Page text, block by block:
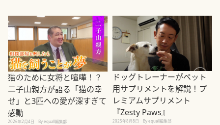
猫のために女将と喧嘩！？
二子山親方が語る「猫の幸
せ」と3匹への愛が深すぎて
感動
2026年2月4日 By equall編集部
ドッグトレーナーがペット
用サプリメントを解説！プ
レミアムサプリメント
『Zesty Paws』
2025年8月8日 By equall編集部